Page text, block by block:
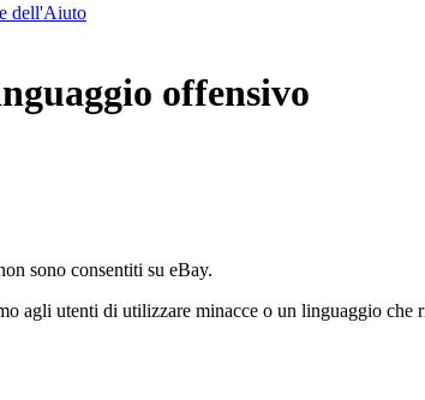
dell'Aiuto
offensivo
sono consentiti su eBay.
agli utenti di utilizzare minacce o un linguaggio